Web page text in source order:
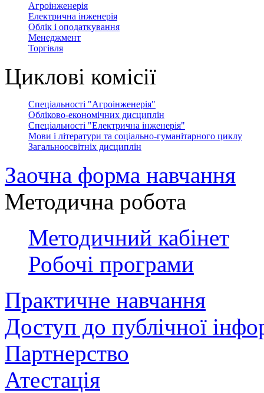
Агроінженерія
Електрична інженерія
Облік і оподаткування
Менеджмент
Торгівля
Циклові комісії
Спеціальності "Агроінженерія"
Обліково-економічних дисциплін
Спеціальності "Електрична інженерія"
Мови і літератури та соціально-гуманітарного циклу
Загальноосвітніх дисциплін
Заочна форма навчання
Методична робота
Методичний кабінет
Робочі програми
Практичне навчання
Доступ до публічної
Партнерство
Атестація